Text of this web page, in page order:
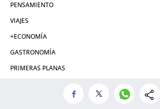
PENSAMIENTO
VIAJES
+ECONOMÍA
GASTRONOMÍA
PRIMERAS PLANAS